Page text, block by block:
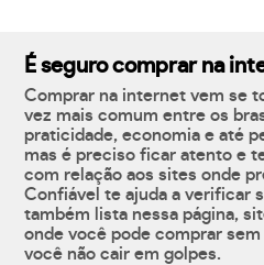
É seguro comprar na
Comprar na internet vem se
vez mais comum entre os
praticidade, economia e até
mas é preciso ficar atento e
com relação aos sites onde
Confiável te ajuda a verificar
também lista nessa página,
onde você pode comprar
você não cair em golpes.